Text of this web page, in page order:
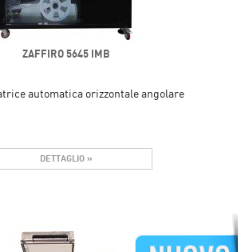
ZAFFIRO 5645 IMB
automatica orizzontale angolare
DETTAGLIO »